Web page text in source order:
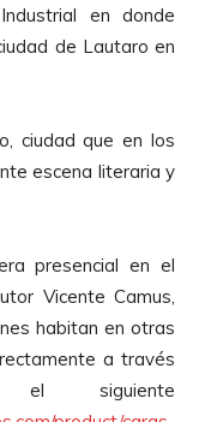
en donde
de Lautaro en
ciudad que en los
escena literaria y
presencial en el
Vicente Camus,
habitan en otras
a través
siguiente